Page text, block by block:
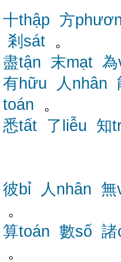
十thập 方
剎sát 。
盡tận 末mạt
有hữu
人nhân
toán 。
悉tất 了liễu 知
彼bỉ 人nhân 無
。
算toán 數số
。